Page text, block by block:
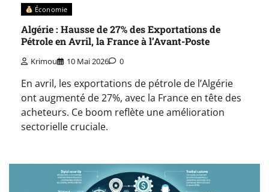
Économie
Algérie : Hausse de 27% des Exportations de
Pétrole en Avril, la France à l’Avant-Poste
Krimou 10 Mai 2026 0
En avril, les exportations de pétrole de l’Algérie
ont augmenté de 27%, avec la France en tête des
acheteurs. Ce boom reflète une amélioration
sectorielle cruciale.